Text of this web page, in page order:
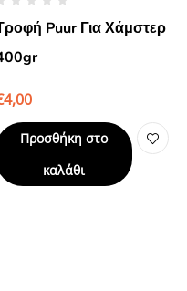
Puur Για Χάμστερ
4,00
Προσθήκη στο
καλάθι